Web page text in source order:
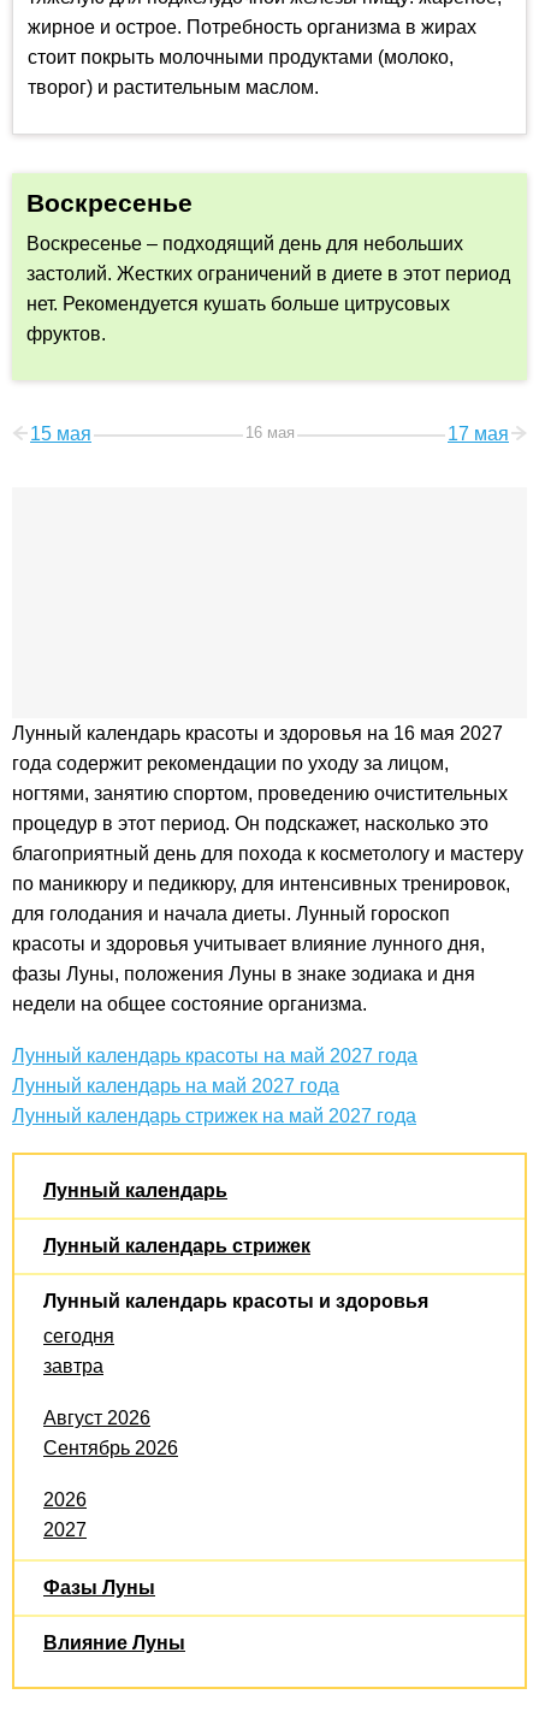
жирное и острое. Потребность организма в жирах
стоит покрыть молочными продуктами (молоко,
творог) и растительным маслом.
Воскресенье
Воскресенье – подходящий день для небольших
застолий. Жестких ограничений в диете в этот период
нет. Рекомендуется кушать больше цитрусовых
фруктов.
15 мая 16 мая 17 мая
Лунный календарь красоты и здоровья на 16 мая 2027
года содержит рекомендации по уходу за лицом,
ногтями, занятию спортом, проведению очистительных
процедур в этот период. Он подскажет, насколько это
благоприятный день для похода к косметологу и мастеру
по маникюру и педикюру, для интенсивных тренировок,
для голодания и начала диеты. Лунный гороскоп
красоты и здоровья учитывает влияние лунного дня,
фазы Луны, положения Луны в знаке зодиака и дня
недели на общее состояние организма.
Лунный календарь красоты на май 2027 года
Лунный календарь на май 2027 года
Лунный календарь стрижек на май 2027 года
Лунный календарь
Лунный календарь стрижек
Лунный календарь красоты и здоровья
сегодня
завтра
Август 2026
Сентябрь 2026
2026
2027
Фазы Луны
Влияние Луны